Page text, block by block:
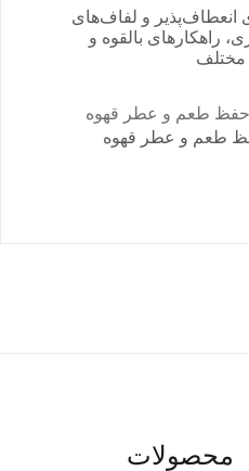
انعطاف‌پذیر و لفاف‌های
راهکارهای بالقوه و
مختلف
طعم و عطر قهوه
محصولات